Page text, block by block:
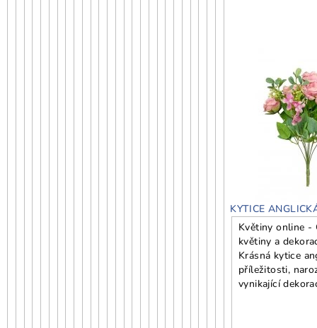
KYTICE
Květiny online -
květiny a
Krásná kytice
příležitosti,
vynikající